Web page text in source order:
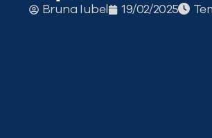
Bruna Iubel 19/02/2025